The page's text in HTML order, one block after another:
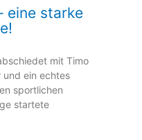
eine starke
mit Timo
und ein echtes
sportlichen
startete